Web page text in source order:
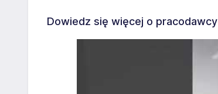
Dowiedz się więcej o pracodawcy